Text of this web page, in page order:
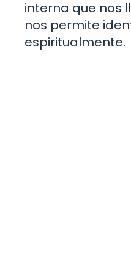
interna que nos
nos permite
espiritualmente.